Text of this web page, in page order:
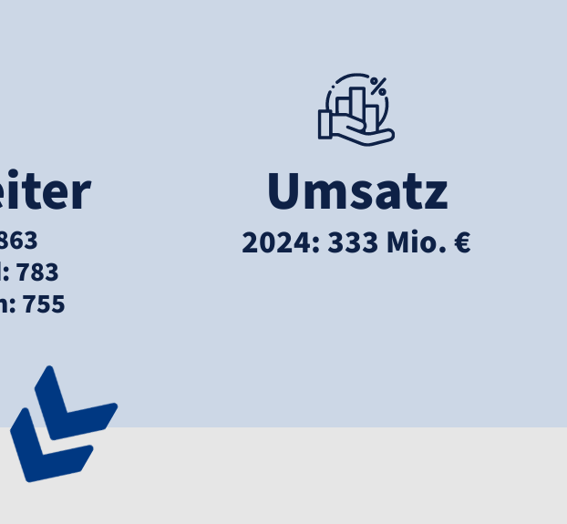
783
755
Umsatz
2024: 333 Mio. €